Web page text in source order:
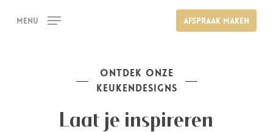
Afspraak maken
Menu
ONTDEK ONZE
KEUKENDESIGNS
Laat je inspireren